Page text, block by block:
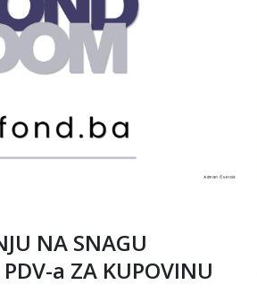
NA SNAGU
a ZA KUPOVINU